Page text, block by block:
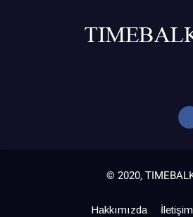
© 2020,
Hakkımızda İletişim